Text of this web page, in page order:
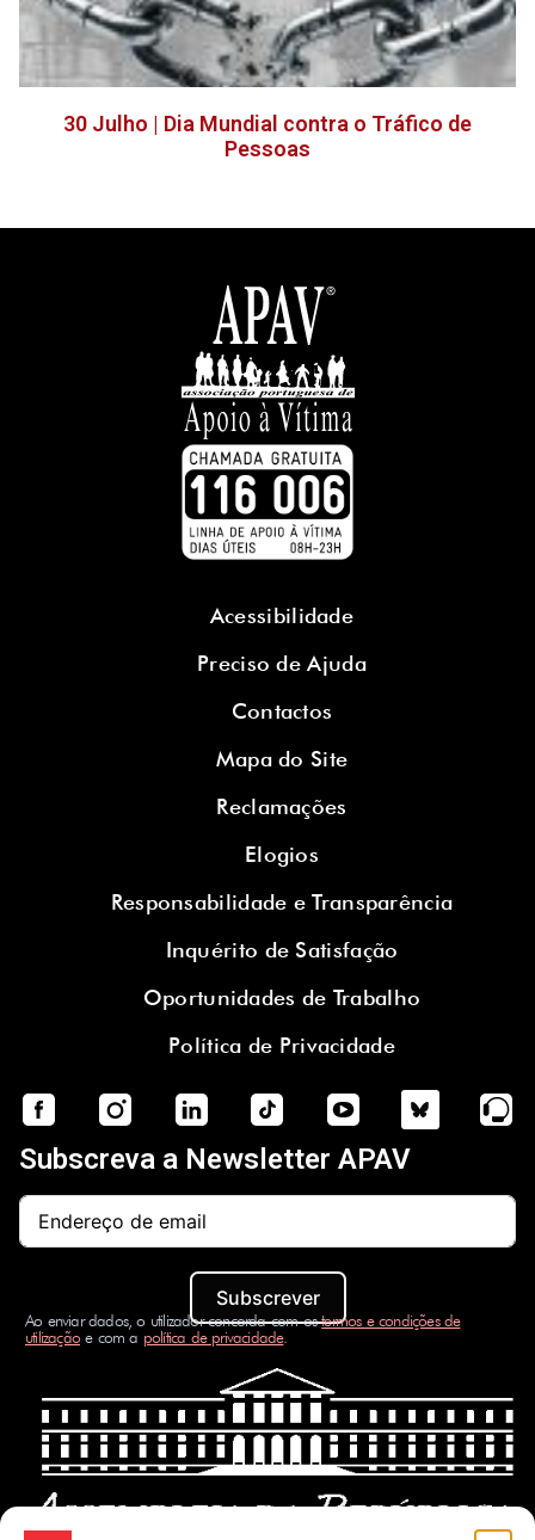
30 Julho | Dia Mundial contra o Tráfico de
Pessoas
Acessibilidade
Preciso de Ajuda
Contactos
Mapa do Site
Reclamações
Elogios
Responsabilidade e Transparência
Inquérito de Satisfação
Oportunidades de Trabalho
Política de Privacidade
Subscreva a Newsletter APAV
Subscrever
Ao enviar dados, o utilizador concorda com ostermos e condições de
utilizaçãoe com a política de privacidade.